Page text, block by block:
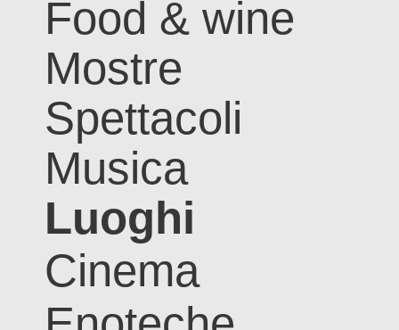
Food & wine
Mostre
Spettacoli
Musica
Luoghi
Cinema